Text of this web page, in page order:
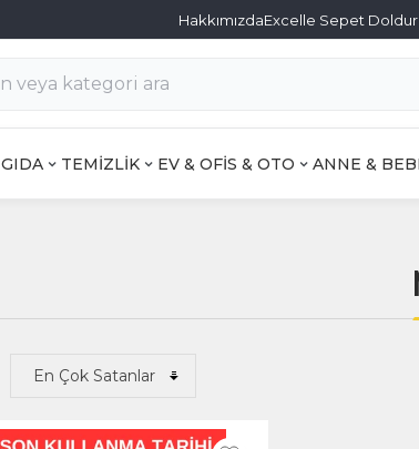
HakkımızdaExcelle Sepet Doldur
GIDA TEMİZLİK EV & OFİS & OTO ANNE &